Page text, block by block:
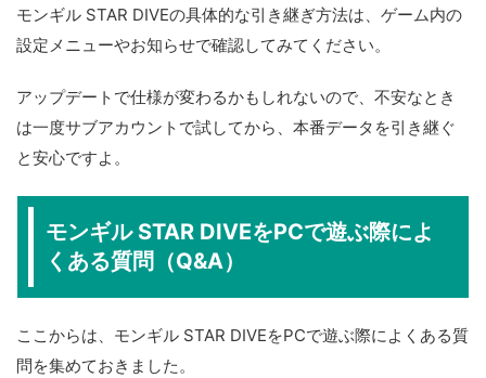
モンギル STAR DIVEの具体的な引き継ぎ方法は、ゲーム内の
設定メニューやお知らせで確認してみてください。
アップデートで仕様が変わるかもしれないので、不安なとき
は一度サブアカウントで試してから、本番データを引き継ぐ
と安心ですよ。
モンギル STAR DIVEをPCで遊ぶ際によ
くある質問（Q&A）
ここからは、モンギル STAR DIVEをPCで遊ぶ際によくある質
問を集めておきました。